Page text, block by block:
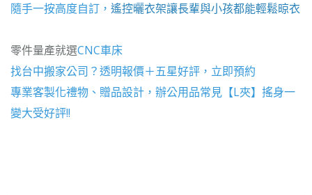
隨手一按高度自訂， 遙控曬衣架讓長輩與小孩都能輕鬆晾衣
零件量產就選CNC車床
找台中搬家公司 ？透明報價＋五星好評，立即預約
專業客製化禮物、贈品設計，辦公用品常見【L夾】搖身一
變大受好評!!